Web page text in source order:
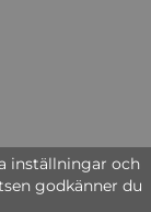
| org.nr: 559446-3951
inställningar och
godkänner du